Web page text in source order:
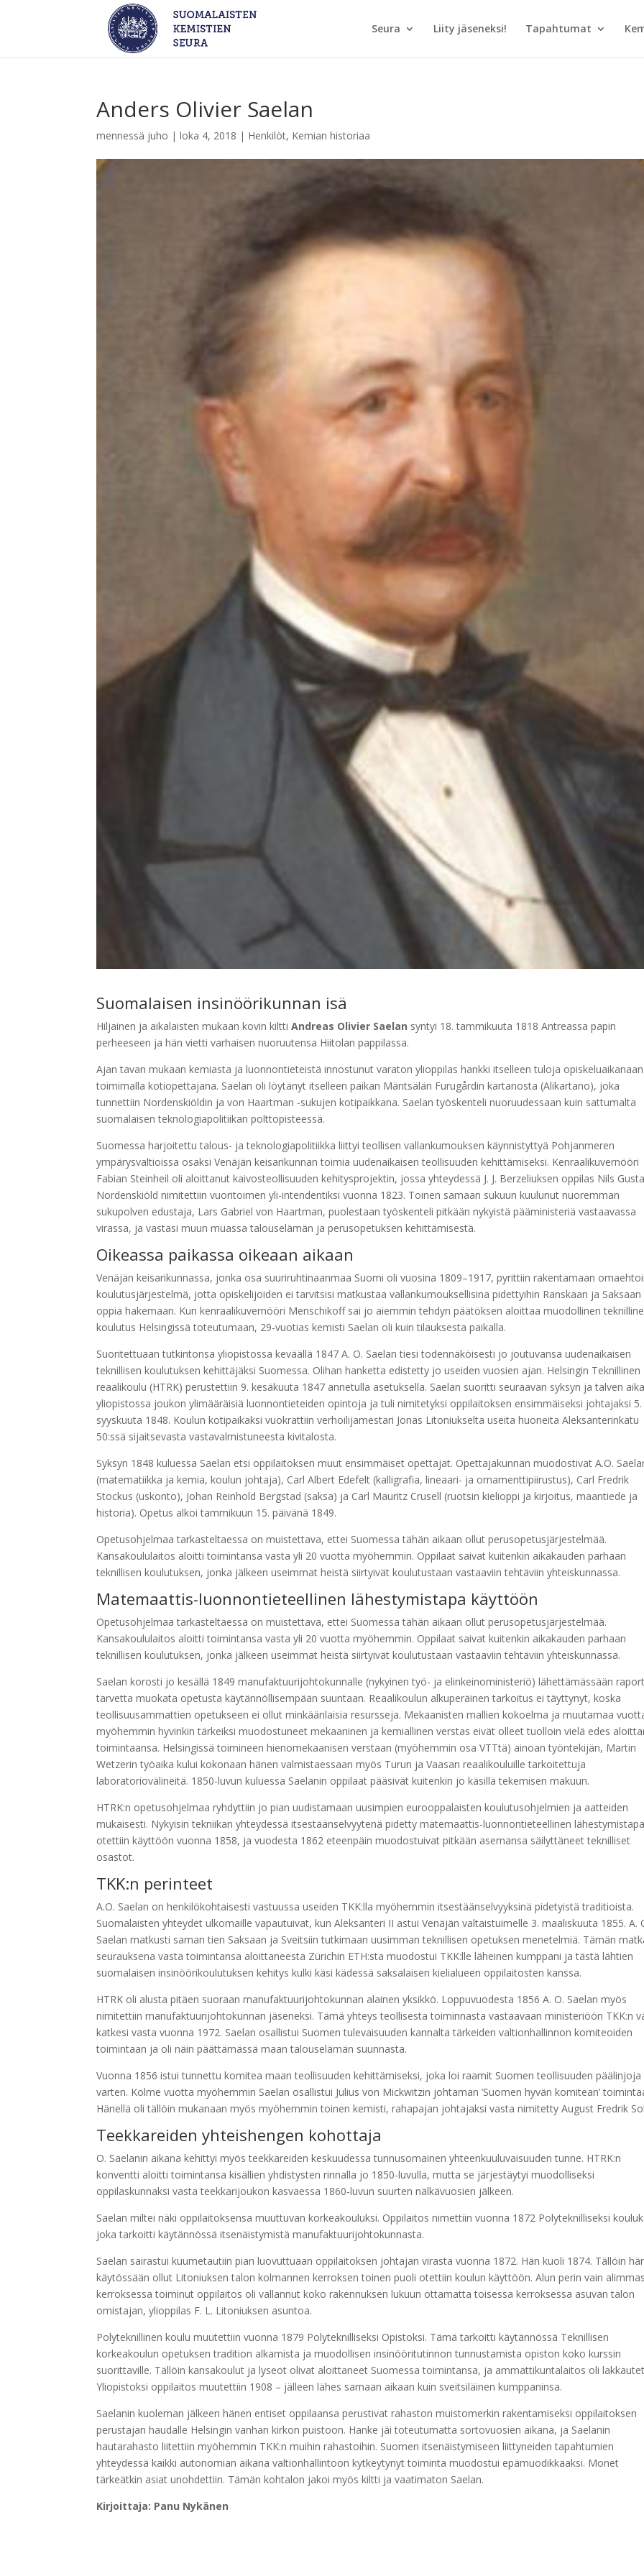
Seura Liity jäseneksi! Tapahtumat
Anders Olivier Saelan
mennessä juho |loka 4, 2018 | Henkilöt, Kemian historiaa
Suomalaisen insinöörikunnan isä
Hiljainen ja aikalaisten mukaan kovin kilttiAndreas Olivier Saelan syntyi 18. tammikuuta 1818 Antreassa papin
perheeseen ja hän vietti varhaisen nuoruutensa Hiitolan pappilassa.
Ajan tavan mukaan kemiasta ja luonnontieteistä innostunut varaton ylioppilas hankki itselleen tuloja opiskeluaikanaan
toimimalla kotiopettajana. Saelan oli löytänyt itselleen paikan Mäntsälän Furugårdin kartanosta (Alikartano), joka
tunnettiin Nordenskiöldin ja von Haartman -sukujen kotipaikkana. Saelan työskenteli nuoruudessaan kuin sattumalta
suomalaisen teknologiapolitiikan polttopisteessä.
Suomessa harjoitettu talous- ja teknologiapolitiikka liittyi teollisen vallankumouksen käynnistyttyä Pohjanmeren
ympärysvaltioissa osaksi Venäjän keisarikunnan toimia uudenaikaisen teollisuuden kehittämiseksi. Kenraalikuvernööri
Fabian Steinheil oli aloittanut kaivosteollisuuden kehitysprojektin, jossa yhteydessä J. J. Berzeliuksen oppilas Nils
Nordenskiöld nimitettiin vuoritoimen yli-intendentiksi vuonna 1823. Toinen samaan sukuun kuulunut nuoremman
sukupolven edustaja, Lars Gabriel von Haartman, puolestaan työskenteli pitkään nykyistä pääministeriä vastaavassa
virassa, ja vastasi muun muassa talouselämän ja perusopetuksen kehittämisestä.
Oikeassa paikassa oikeaan aikaan
Venäjän keisarikunnassa, jonka osa suuriruhtinaanmaa Suomi oli vuosina 1809–1917, pyrittiin rakentamaan
koulutusjärjestelmä, jotta opiskelijoiden ei tarvitsisi matkustaa vallankumouksellisina pidettyihin Ranskaan ja Saksaan
oppia hakemaan. Kun kenraalikuvernööri Menschikoff sai jo aiemmin tehdyn päätöksen aloittaa muodollinen
koulutus Helsingissä toteutumaan, 29-vuotias kemisti Saelan oli kuin tilauksesta paikalla.
Suoritettuaan tutkintonsa yliopistossa keväällä 1847 A. O. Saelan tiesi todennäköisesti jo joutuvansa uudenaikaisen
teknillisen koulutuksen kehittäjäksi Suomessa. Olihan hanketta edistetty jo useiden vuosien ajan. Helsingin Teknillinen
reaalikoulu (HTRK) perustettiin 9. kesäkuuta 1847 annetulla asetuksella. Saelan suoritti seuraavan syksyn ja talven
yliopistossa joukon ylimääräisiä luonnontieteiden opintoja ja tuli nimitetyksi oppilaitoksen ensimmäiseksi johtajaksi 5.
syyskuuta 1848. Koulun kotipaikaksi vuokrattiin verhoilijamestari Jonas Litoniukselta useita huoneita Aleksanterinkatu
50:ssä sijaitsevasta vastavalmistuneesta kivitalosta.
Syksyn 1848 kuluessa Saelan etsi oppilaitoksen muut ensimmäiset opettajat. Opettajakunnan muodostivat A.O.
(matematiikka ja kemia, koulun johtaja), Carl Albert Edefelt (kalligrafia, lineaari- ja ornamenttipiirustus), Carl Fredrik
Stockus (uskonto), Johan Reinhold Bergstad (saksa) ja Carl Mauritz Crusell (ruotsin kielioppi ja kirjoitus, maantiede ja
historia). Opetus alkoi tammikuun 15. päivänä 1849.
Opetusohjelmaa tarkasteltaessa on muistettava, ettei Suomessa tähän aikaan ollut perusopetusjärjestelmää.
Kansakoululaitos aloitti toimintansa vasta yli 20 vuotta myöhemmin. Oppilaat saivat kuitenkin aikakauden parhaan
teknillisen koulutuksen, jonka jälkeen useimmat heistä siirtyivät koulutustaan vastaaviin tehtäviin yhteiskunnassa.
Matemaattis-luonnontieteellinen lähestymistapa käyttöön
Opetusohjelmaa tarkasteltaessa on muistettava, ettei Suomessa tähän aikaan ollut perusopetusjärjestelmää.
Kansakoululaitos aloitti toimintansa vasta yli 20 vuotta myöhemmin. Oppilaat saivat kuitenkin aikakauden parhaan
teknillisen koulutuksen, jonka jälkeen useimmat heistä siirtyivät koulutustaan vastaaviin tehtäviin yhteiskunnassa.
Saelan korosti jo kesällä 1849 manufaktuurijohtokunnalle (nykyinen työ- ja elinkeinoministeriö) lähettämässään
tarvetta muokata opetusta käytännöllisempään suuntaan. Reaalikoulun alkuperäinen tarkoitus ei täyttynyt, koska
teollisuusammattien opetukseen ei ollut minkäänlaisia resursseja. Mekaanisten mallien kokoelma ja muutamaa
myöhemmin hyvinkin tärkeiksi muodostuneet mekaaninen ja kemiallinen verstas eivät olleet tuolloin vielä edes
toimintaansa. Helsingissä toimineen hienomekaanisen verstaan (myöhemmin osa VTTtä) ainoan työntekijän, Martin
Wetzerin työaika kului kokonaan hänen valmistaessaan myös Turun ja Vaasan reaalikouluille tarkoitettuja
laboratoriovälineitä. 1850-luvun kuluessa Saelanin oppilaat pääsivät kuitenkin jo käsillä tekemisen makuun.
HTRK:n opetusohjelmaa ryhdyttiin jo pian uudistamaan uusimpien eurooppalaisten koulutusohjelmien ja aatteiden
mukaisesti. Nykyisin tekniikan yhteydessä itsestäänselvyytenä pidetty matemaattis-luonnontieteellinen lähestymistapa
otettiin käyttöön vuonna 1858, ja vuodesta 1862 eteenpäin muodostuivat pitkään asemansa säilyttäneet teknilliset
osastot.
TKK:n perinteet
A.O. Saelan on henkilökohtaisesti vastuussa useiden TKK:lla myöhemmin itsestäänselvyyksinä pidetyistä traditioista.
Suomalaisten yhteydet ulkomaille vapautuivat, kun Aleksanteri II astui Venäjän valtaistuimelle 3. maaliskuuta 1855. A.
Saelan matkusti saman tien Saksaan ja Sveitsiin tutkimaan uusimman teknillisen opetuksen menetelmiä. Tämän
seurauksena vasta toimintansa aloittaneesta Zürichin ETH:sta muodostui TKK:lle läheinen kumppani ja tästä lähtien
suomalaisen insinöörikoulutuksen kehitys kulki käsi kädessä saksalaisen kielialueen oppilaitosten kanssa.
HTRK oli alusta pitäen suoraan manufaktuurijohtokunnan alainen yksikkö. Loppuvuodesta 1856 A. O. Saelan myös
nimitettiin manufaktuurijohtokunnan jäseneksi. Tämä yhteys teollisesta toiminnasta vastaavaan ministeriöön TKK:n
katkesi vasta vuonna 1972. Saelan osallistui Suomen tulevaisuuden kannalta tärkeiden valtionhallinnon komiteoiden
toimintaan ja oli näin päättämässä maan talouselämän suunnasta.
Vuonna 1856 istui tunnettu komitea maan teollisuuden kehittämiseksi, joka loi raamit Suomen teollisuuden päälinjoja
varten. Kolme vuotta myöhemmin Saelan osallistui Julius von Mickwitzin johtaman ’Suomen hyvän komitean’
Hänellä oli tällöin mukanaan myös myöhemmin toinen kemisti, rahapajan johtajaksi vasta nimitetty August Fredrik
Teekkareiden yhteishengen kohottaja
O. Saelanin aikana kehittyi myös teekkareiden keskuudessa tunnusomainen yhteenkuuluvaisuuden tunne. HTRK:n
konventti aloitti toimintansa kisällien yhdistysten rinnalla jo 1850-luvulla, mutta se järjestäytyi muodolliseksi
oppilaskunnaksi vasta teekkarijoukon kasvaessa 1860-luvun suurten nälkävuosien jälkeen.
Saelan miltei näki oppilaitoksensa muuttuvan korkeakouluksi. Oppilaitos nimettiin vuonna 1872 Polyteknilliseksi
joka tarkoitti käytännössä itsenäistymistä manufaktuurijohtokunnasta.
Saelan sairastui kuumetautiin pian luovuttuaan oppilaitoksen johtajan virasta vuonna 1872. Hän kuoli 1874. Tällöin
käytössään ollut Litoniuksen talon kolmannen kerroksen toinen puoli otettiin koulun käyttöön. Alun perin vain
kerroksessa toiminut oppilaitos oli vallannut koko rakennuksen lukuun ottamatta toisessa kerroksessa asuvan talon
omistajan, ylioppilas F. L. Litoniuksen asuntoa.
Polyteknillinen koulu muutettiin vuonna 1879 Polyteknilliseksi Opistoksi. Tämä tarkoitti käytännössä Teknillisen
korkeakoulun opetuksen tradition alkamista ja muodollisen insinööritutinnon tunnustamista opiston koko kurssin
suorittaville. Tällöin kansakoulut ja lyseot olivat aloittaneet Suomessa toimintansa, ja ammattikuntalaitos oli
Yliopistoksi oppilaitos muutettiin 1908 – jälleen lähes samaan aikaan kuin sveitsiläinen kumppaninsa.
Saelanin kuoleman jälkeen hänen entiset oppilaansa perustivat rahaston muistomerkin rakentamiseksi oppilaitoksen
perustajan haudalle Helsingin vanhan kirkon puistoon. Hanke jäi toteutumatta sortovuosien aikana, ja Saelanin
hautarahasto liitettiin myöhemmin TKK:n muihin rahastoihin. Suomen itsenäistymiseen liittyneiden tapahtumien
yhteydessä kaikki autonomian aikana valtionhallintoon kytkeytynyt toiminta muodostui epämuodikkaaksi. Monet
tärkeätkin asiat unohdettiin. Tämän kohtalon jakoi myös kiltti ja vaatimaton Saelan.
Kirjoittaja: Panu Nykänen